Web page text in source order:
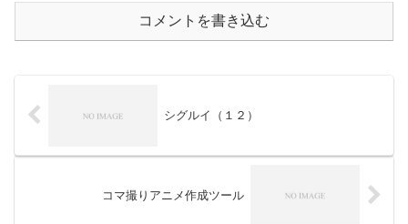
コメントを書き込む
シグルイ（１２）
コマ撮りアニメ作成ツール